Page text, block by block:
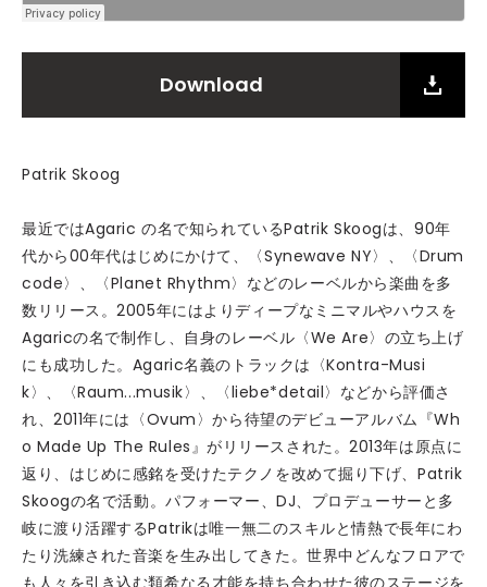
Download
Patrik Skoog
最近ではAgaric の名で知られているPatrik Skoogは、90年
代から00年代はじめにかけて、〈Synewave NY〉、〈Drum
code〉、〈Planet Rhythm〉などのレーベルから楽曲を多
数リリース。2005年にはよりディープなミニマルやハウスを
Agaricの名で制作し、自身のレーベル〈We Are〉の立ち上げ
にも成功した。Agaric名義のトラックは〈Kontra-Musi
k〉、〈Raum...musik〉、〈liebe*detail〉などから評価さ
れ、2011年には〈Ovum〉から待望のデビューアルバム『Wh
o Made Up The Rules』がリリースされた。2013年は原点に
返り、はじめに感銘を受けたテクノを改めて掘り下げ、Patrik
Skoogの名で活動。パフォーマー、DJ、プロデューサーと多
岐に渡り活躍するPatrikは唯一無二のスキルと情熱で長年にわ
たり洗練された音楽を生み出してきた。世界中どんなフロアで
も人々を引き込む類希なる才能を持ち合わせた彼のステージを